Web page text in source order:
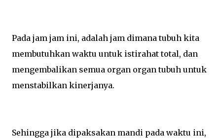
Pada jam jam ini, adalah jam dimana tubuh kita
membutuhkan waktu untuk istirahat total, dan
mengembalikan semua organ organ tubuh untuk
menstabilkan kinerjanya.
Sehingga jika dipaksakan mandi pada waktu ini,